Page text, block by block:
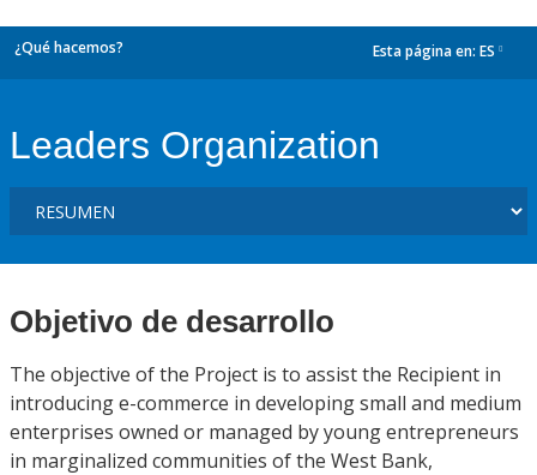
¿Qué hacemos? Esta página en: ES
Leaders Organization
Objetivo de desarrollo
The objective of the Project is to assist the Recipient in
introducing e-commerce in developing small and medium
enterprises owned or managed by young entrepreneurs
in marginalized communities of the West Bank,